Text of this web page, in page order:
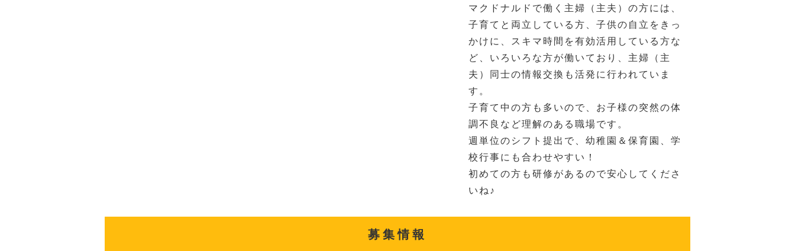
マクドナルドで働く主婦（主夫）の方には、
子育てと両立している方、子供の自立をきっ
かけに、スキマ時間を有効活用している方な
ど、いろいろな方が働いており、主婦（主
夫）同士の情報交換も活発に行われていま
す。
子育て中の方も多いので、お子様の突然の体
調不良など理解のある職場です。
週単位のシフト提出で、幼稚園＆保育園、学
校行事にも合わせやすい！
初めての方も研修があるので安心してくださ
いね♪
募集情報